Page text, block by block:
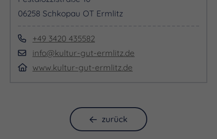
06258 Schkopau OT Ermlitz
+49 3420 435582
info@kultur-gut-ermlitz.de
www.kultur-gut-ermlitz.de
zurück